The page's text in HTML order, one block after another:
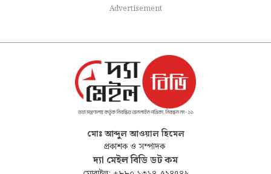
Advertisement
মোঃ আব্দুল আওয়াল হিমেল
প্রকাশক ও সম্পাদক
দ্যা মেইল বিডি ডট কম